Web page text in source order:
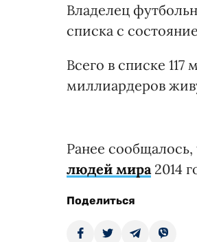
Владелец
списка с
Всего в списке
миллиардеров
Ранее сообщалось,
людей мира 2014
Поделиться